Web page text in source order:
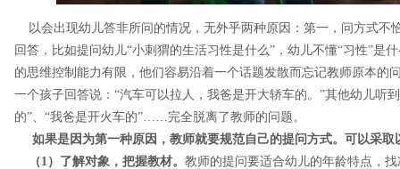
以会出现幼儿答非所问的情况，无外乎两种原因：第一，问方式不
回答，比如提问幼儿“小刺猬的生活习性是什么”，幼儿不懂“习性”是
的思维控制能力有限，他们容易沿着一个话题发散而忘记教师原本的
一个孩子回答说：“汽车可以拉人，我爸是开大轿车的。”其他幼儿听
的”、“我爸是开火车的”……完全脱离了教师的问题。
如果是因为第一种原因，教师就要规范自己的提问方式。可以采取
（1）了解对象，把握教材。 教师的提问要适合幼儿的年龄特点，